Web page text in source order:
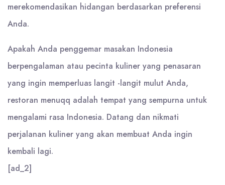
merekomendasikan hidangan berdasarkan preferensi
Anda.
Apakah Anda penggemar masakan Indonesia
berpengalaman atau pecinta kuliner yang penasaran
yang ingin memperluas langit -langit mulut Anda,
restoran menuqq adalah tempat yang sempurna untuk
mengalami rasa Indonesia. Datang dan nikmati
perjalanan kuliner yang akan membuat Anda ingin
kembali lagi.
[ad_2]